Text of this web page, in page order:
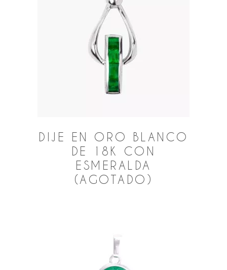
DIJE EN ORO BLANCO
DE 18K CON
ESMERALDA
(AGOTADO)